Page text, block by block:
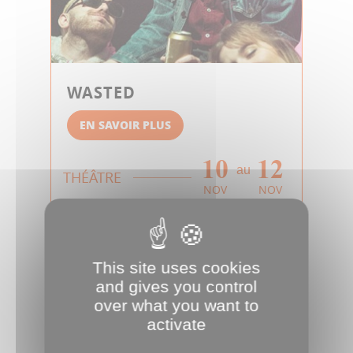
WASTED
EN SAVOIR PLUS
THÉÂTRE 10
NOV
au 12
NOV
This site uses cookies
and gives you control
over what you want to
activate